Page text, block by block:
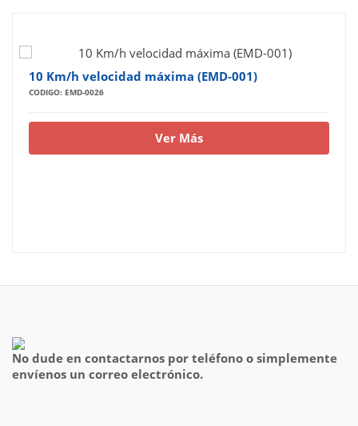
10 Km/h velocidad máxima (EMD-001)
CODIGO: EMD-0026
Ver Más
No dude en contactarnos por teléfono o simplemente
envíenos un correo electrónico.